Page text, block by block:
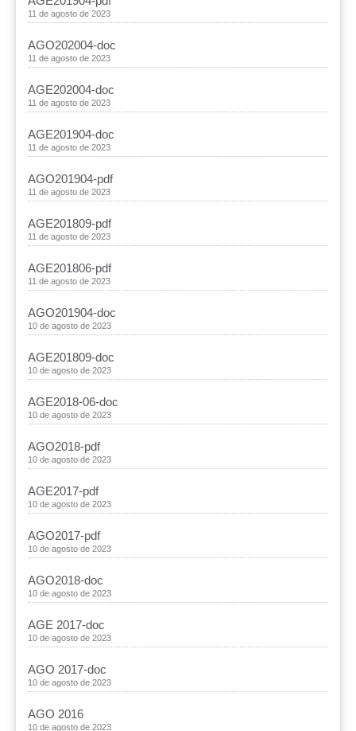
11 de agosto de 2023
AGO202004-doc
11 de agosto de 2023
AGE202004-doc
11 de agosto de 2023
AGE201904-doc
11 de agosto de 2023
AGO201904-pdf
11 de agosto de 2023
AGE201809-pdf
11 de agosto de 2023
AGE201806-pdf
11 de agosto de 2023
AGO201904-doc
10 de agosto de 2023
AGE201809-doc
10 de agosto de 2023
AGE2018-06-doc
10 de agosto de 2023
AGO2018-pdf
10 de agosto de 2023
AGE2017-pdf
10 de agosto de 2023
AGO2017-pdf
10 de agosto de 2023
AGO2018-doc
10 de agosto de 2023
AGE 2017-doc
10 de agosto de 2023
AGO 2017-doc
10 de agosto de 2023
AGO 2016
10 de agosto de 2023